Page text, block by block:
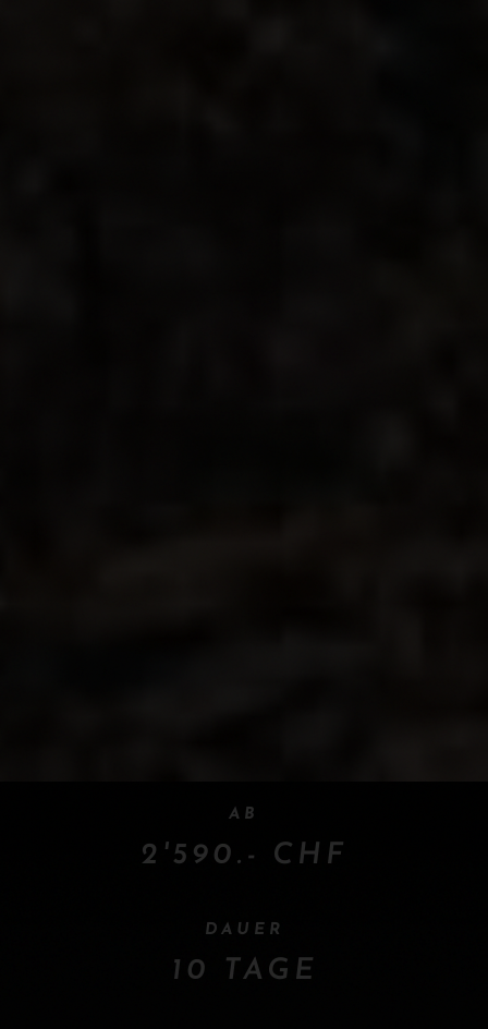
AB
2'590.- CHF
DAUER
10 TAGE